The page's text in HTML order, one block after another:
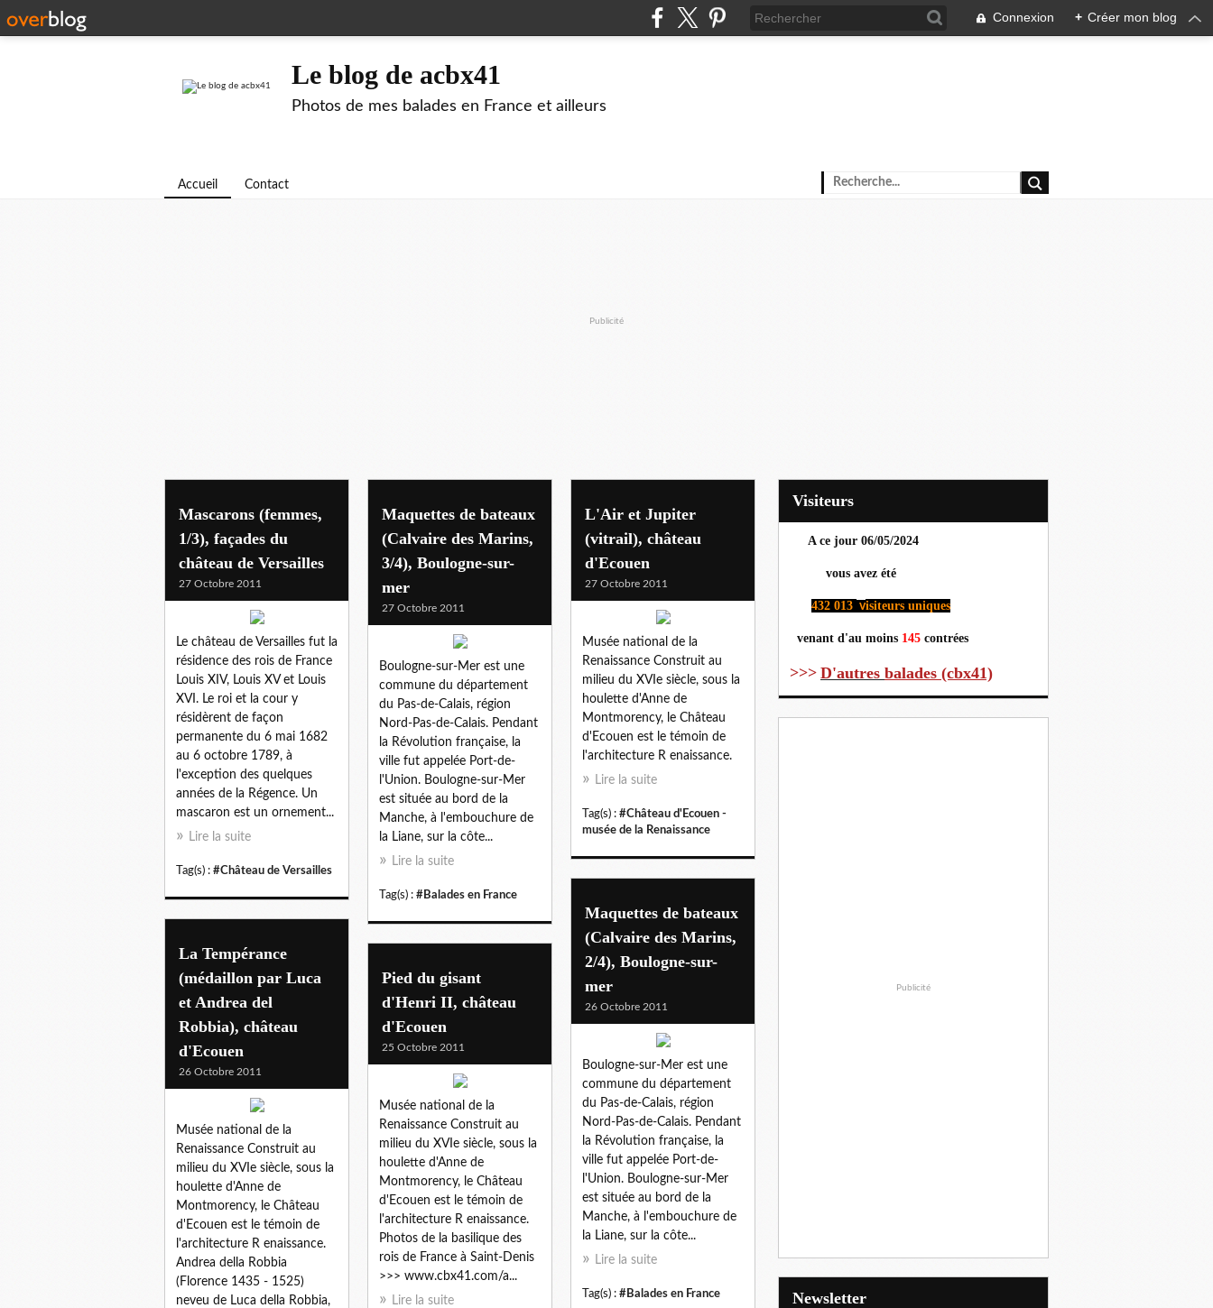
Connexion + Créer mon blog
Le blog de acbx41
Photos de mes balades en France et ailleurs
Accueil Contact
Publicité
Mascarons (femmes,
1/3), façades du
château de Versailles
27 Octobre 2011
Le château de Versailles fut la
résidence des rois de France
Louis XIV, Louis XV et Louis
XVI. Le roi et la cour y
résidèrent de façon
permanente du 6 mai 1682
au 6 octobre 1789, à
l'exception des quelques
années de la Régence. Un
mascaron est un ornement...
Lire la suite
Tag(s) : #Château de Versailles
Maquettes de bateaux
(Calvaire des Marins,
3/4), Boulogne-sur-
mer
27 Octobre 2011
Boulogne-sur-Mer est une
commune du département
du Pas-de-Calais, région
Nord-Pas-de-Calais. Pendant
la Révolution française, la
ville fut appelée Port-de-
l'Union. Boulogne-sur-Mer
est située au bord de la
Manche, à l'embouchure de
la Liane, sur la côte...
Lire la suite
Tag(s) : #Balades en France
L'Air et Jupiter
(vitrail), château
d'Ecouen
27 Octobre 2011
Musée national de la
Renaissance Construit au
milieu du XVIe siècle, sous la
houlette d'Anne de
Montmorency, le Château
d'Ecouen est le témoin de
l'architecture R enaissance.
Lire la suite
Tag(s) : #Château d'Ecouen -
musée de la Renaissance
Maquettes de bateaux
(Calvaire des Marins,
2/4), Boulogne-sur-
mer
26 Octobre 2011
Boulogne-sur-Mer est une
commune du département
du Pas-de-Calais, région
Nord-Pas-de-Calais. Pendant
la Révolution française, la
ville fut appelée Port-de-
l'Union. Boulogne-sur-Mer
est située au bord de la
Manche, à l'embouchure de
la Liane, sur la côte...
Lire la suite
Tag(s) : #Balades en France
La Tempérance
(médaillon par Luca
et Andrea del
Robbia), château
d'Ecouen
26 Octobre 2011
Musée national de la
Renaissance Construit au
milieu du XVIe siècle, sous la
houlette d'Anne de
Montmorency, le Château
d'Ecouen est le témoin de
l'architecture R enaissance.
Andrea della Robbia
(Florence 1435 - 1525)
neveu de Luca della Robbia,
Pied du gisant
d'Henri II, château
d'Ecouen
25 Octobre 2011
Musée national de la
Renaissance Construit au
milieu du XVIe siècle, sous la
houlette d'Anne de
Montmorency, le Château
d'Ecouen est le témoin de
l'architecture R enaissance.
Photos de la basilique des
rois de France à Saint-Denis
>>> www.cbx41.com/a...
Lire la suite
Visiteurs
A ce jour 06/05/2024
vous avez été
432 013 visiteurs uniques
venant d'au moins 145 contrées
>>> D'autres balades (cbx41)
Publicité
Newsletter